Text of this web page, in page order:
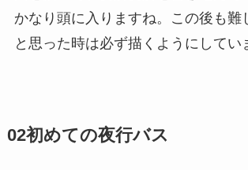
かなり頭に入りますね。この後も
と思った時は必ず描くようにしてい
02初めての夜行バス